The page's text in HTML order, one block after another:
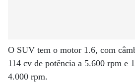
O SUV tem o motor 1.6, com
114 cv de potência a 5.600 rpm e
4.000 rpm.